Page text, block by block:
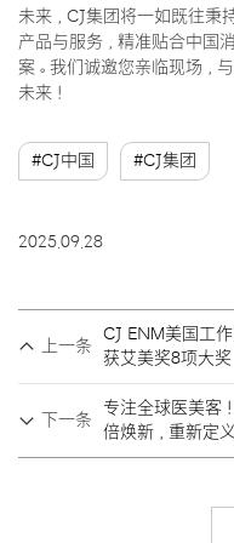
未来，CJ集团将一如既往秉
产品与服务，精准贴合中国
案。我们诚邀您亲临现场，
未来！
#CJ中国 #CJ集团
2025.09.28
上一条
CJ ENM美国工
获艾美奖8项大奖
下一条
专注全球医美客
倍焕新，重新定